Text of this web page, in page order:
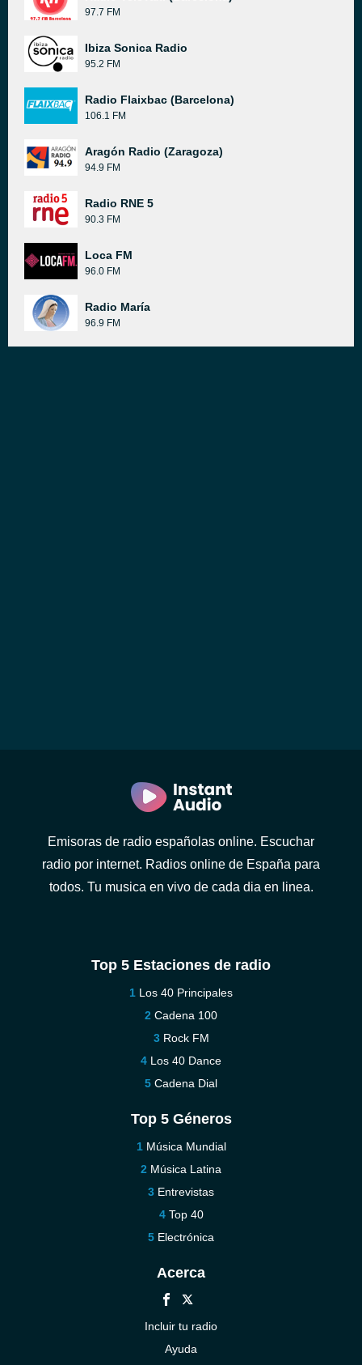
97.7 FM
Ibiza Sonica Radio
95.2 FM
Radio Flaixbac (Barcelona)
106.1 FM
Aragón Radio (Zaragoza)
94.9 FM
Radio RNE 5
90.3 FM
Loca FM
96.0 FM
Radio María
96.9 FM
Emisoras de radio españolas online. Escuchar
radio por internet. Radios online de España para
todos. Tu musica en vivo de cada dia en linea.
Top 5 Estaciones de radio
Los 40 Principales
Cadena 100
Rock FM
Los 40 Dance
Cadena Dial
Top 5 Géneros
Música Mundial
Música Latina
Entrevistas
Top 40
Electrónica
Acerca
Incluir tu radio
Ayuda